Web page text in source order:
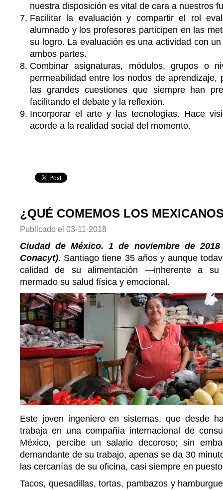
nuestra disposición es vital de cara a nuestros
Facilitar la evaluación y compartir el rol
alumnado y los profesores participen en las
su logro. La evaluación es una actividad con
ambos partes.
Combinar asignaturas, módulos, grupos o
permeabilidad entre los nodos de aprendizaje,
las grandes cuestiones que siempre han
facilitando el debate y la reflexión.
Incorporar el arte y las tecnologías. Hace
acorde a la realidad social del momento.
¿QUÉ COMEMOS LOS
Publicado el 03-11-2018
Ciudad de México. 1 de noviembre de 2018
Conacyt). Santiago tiene 35 años y aunque
calidad de su alimentación —inherente a
mermado su salud física y emocional.
Este joven ingeniero en sistemas, que desde
trabaja en una compañía internacional de
México, percibe un salario decoroso; sin
demandante de su trabajo, apenas se da 30
las cercanías de su oficina, casi siempre en
Tacos, quesadillas, tortas, pambazos y